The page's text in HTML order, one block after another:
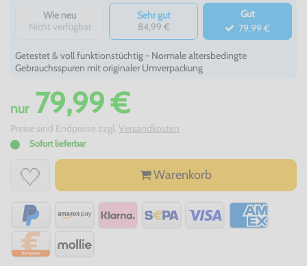
Wie neu
Nicht verfügbar
Sehr gut
84,99 €
Gut
79,99 €
Getestet & voll funktionstüchtig - Normale altersbedingte
Gebrauchsspuren mit originaler Umverpackung
nur79,99 €
Preise sind Endpreise zzgl. Versandkosten
Sofort lieferbar
Warenkorb